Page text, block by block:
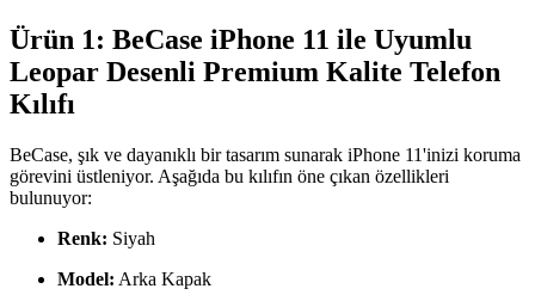
Ürün 1: BeCase iPhone 11 ile Uyumlu
Leopar Desenli Premium Kalite Telefon
Kılıfı
BeCase, şık ve dayanıklı bir tasarım sunarak iPhone 11'inizi koruma
görevini üstleniyor. Aşağıda bu kılıfın öne çıkan özellikleri
bulunuyor:
Renk: Siyah
Model: Arka Kapak